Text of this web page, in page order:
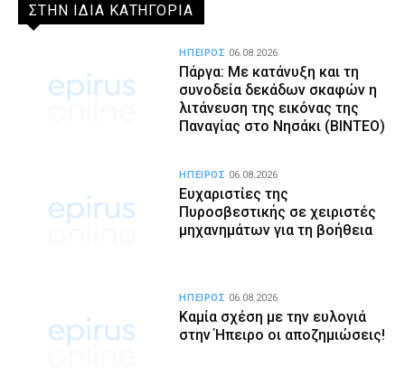
ΣΤΗΝ ΙΔΙΑ ΚΑΤΗΓΟΡΙΑ
Πάργα: Με κατάνυξη και τη
συνοδεία δεκάδων σκαφών η
λιτάνευση της εικόνας της
Παναγίας στο Νησάκι (BINTEO)
ΗΠΕΙΡΟΣ 06.08.2026
Ευχαριστίες της
Πυροσβεστικής σε χειριστές
μηχανημάτων για τη βοήθεια
ΗΠΕΙΡΟΣ 06.08.2026
Καμία σχέση με την ευλογιά
στην Ήπειρο οι αποζημιώσεις!
ΗΠΕΙΡΟΣ 06.08.2026